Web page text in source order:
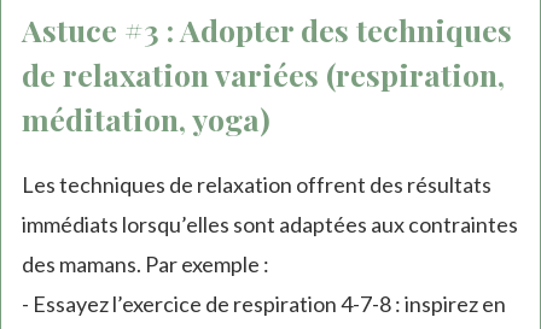
external)
Astuce #3 : Adopter des techniques
de relaxation variées (respiration,
méditation, yoga)
Les techniques de relaxation offrent des résultats
immédiats lorsqu’elles sont adaptées aux contraintes
des mamans. Par exemple :
- Essayez l’exercice de respiration 4-7-8 : inspirez en